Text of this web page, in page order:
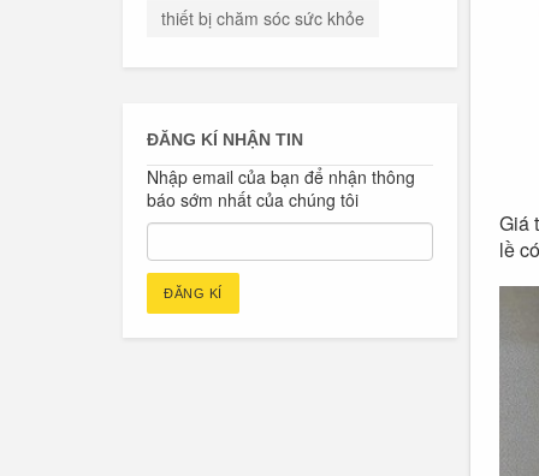
Giá
lề
thiết bị chăm sóc sức khỏe
ĐĂNG KÍ NHẬN TIN
Nhập email của bạn để nhận thông
báo sớm nhất của chúng tôi